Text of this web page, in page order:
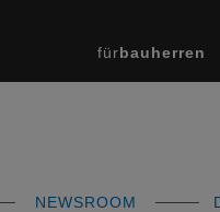
fürbauherren
NEWSROOM